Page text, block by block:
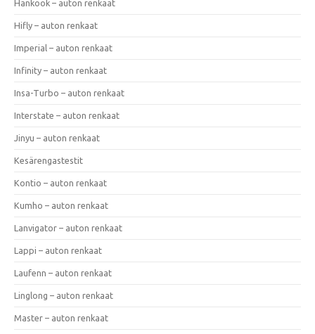
Hankook – auton renkaat
Hifly – auton renkaat
Imperial – auton renkaat
Infinity – auton renkaat
Insa-Turbo – auton renkaat
Interstate – auton renkaat
Jinyu – auton renkaat
Kesärengastestit
Kontio – auton renkaat
Kumho – auton renkaat
Lanvigator – auton renkaat
Lappi – auton renkaat
Laufenn – auton renkaat
Linglong – auton renkaat
Master – auton renkaat